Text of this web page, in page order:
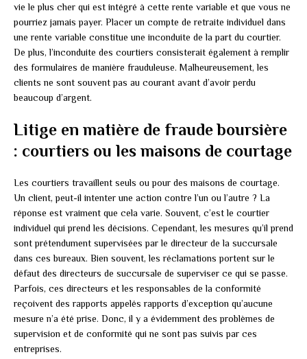
vie le plus cher qui est intégré à cette rente variable et que vous ne
pourriez jamais payer. Placer un compte de retraite individuel dans
une rente variable constitue une inconduite de la part du courtier.
De plus, l’inconduite des courtiers consisterait également à remplir
des formulaires de manière frauduleuse. Malheureusement, les
clients ne sont souvent pas au courant avant d’avoir perdu
beaucoup d’argent.
Litige en matière de fraude boursière
: courtiers ou les maisons de courtage
Les courtiers travaillent seuls ou pour des maisons de courtage.
Un client, peut-il intenter une action contre l’un ou l’autre ? La
réponse est vraiment que cela varie. Souvent, c’est le courtier
individuel qui prend les décisions. Cependant, les mesures qu’il prend
sont prétendument supervisées par le directeur de la succursale
dans ces bureaux. Bien souvent, les réclamations portent sur le
défaut des directeurs de succursale de superviser ce qui se passe.
Parfois, ces directeurs et les responsables de la conformité
reçoivent des rapports appelés rapports d’exception qu’aucune
mesure n’a été prise. Donc, il y a évidemment des problèmes de
supervision et de conformité qui ne sont pas suivis par ces
entreprises.